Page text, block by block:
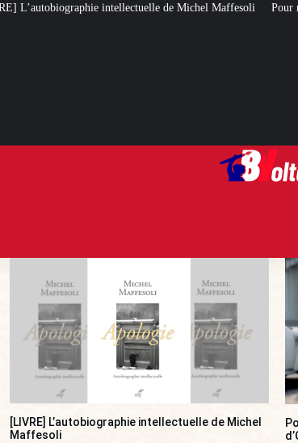
de Michel Maffesoli Pour regagner son influence en
[LIVRE] L’autobiographie intellectuelle de Michel
Maffesoli